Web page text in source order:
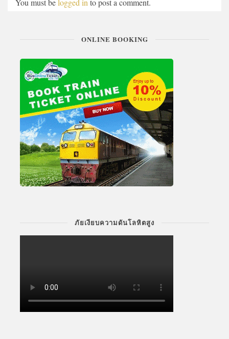
You must belogged in to post a comment.
ONLINE BOOKING
ภัยเงียบความดันโลหิตสูง